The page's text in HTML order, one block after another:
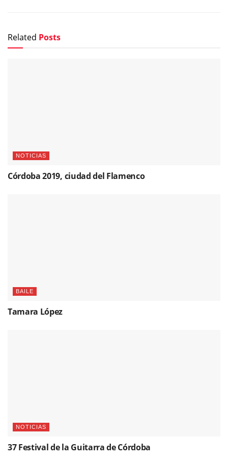
Related Posts
NOTICIAS
Córdoba 2019, ciudad del Flamenco
BAILE
Tamara López
NOTICIAS
37 Festival de la Guitarra de Córdoba